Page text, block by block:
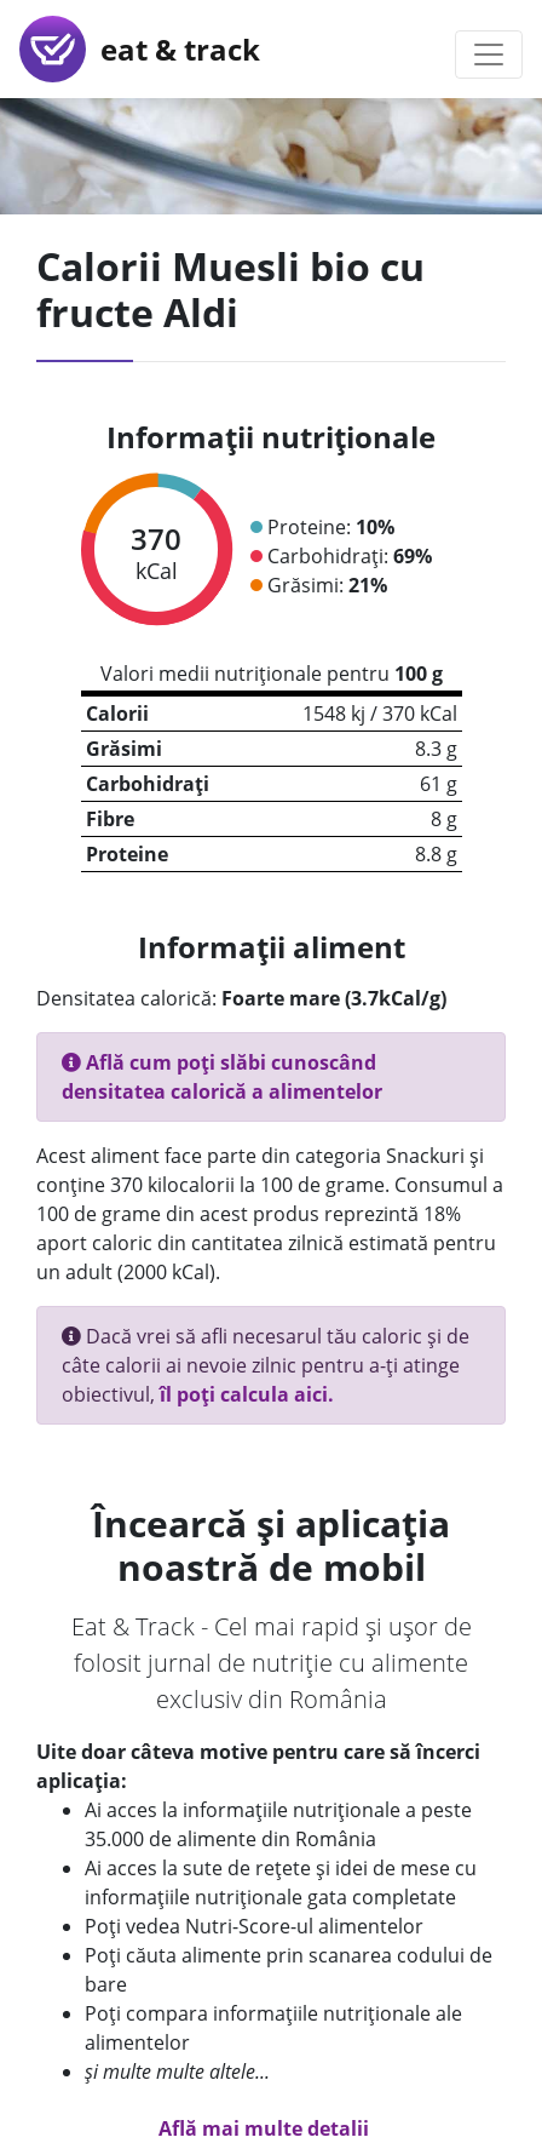
eat & track
Calorii Muesli bio cu
fructe Aldi
Informații nutriționale
370
kCal
Proteine: 10%
Carbohidrați: 69%
Grăsimi: 21%
Valori medii nutriționale pentru 100 g
Calorii
1548 kj / 370 kCal
Grăsimi
8.3 g
Carbohidrați
61 g
Fibre
8 g
Proteine
8.8 g
Informații aliment
Densitatea calorică: Foarte mare (3.7kCal/g)
Află cum poți slăbi cunoscând
densitatea calorică a alimentelor
Acest aliment face parte din categoria Snackuri și
conține 370 kilocalorii la 100 de grame. Consumul a
100 de grame din acest produs reprezintă 18%
aport caloric din cantitatea zilnică estimată pentru
un adult (2000 kCal).
Dacă vrei să afli necesarul tău caloric și de
câte calorii ai nevoie zilnic pentru a-ți atinge
obiectivul,îl poți calcula aici.
Încearcă și aplicația
noastră de mobil
Eat & Track - Cel mai rapid și ușor de
folosit jurnal de nutriție cu alimente
exclusiv din România
Uite doar câteva motive pentru care să încerci
aplicația:
Ai acces la informațiile nutriționale a peste
35.000 de alimente din România
Ai acces la sute de rețete și idei de mese cu
informațiile nutriționale gata completate
Poți vedea Nutri-Score-ul alimentelor
Poți căuta alimente prin scanarea codului de
bare
Poți compara informațiile nutriționale ale
alimentelor
și multe multe altele...
Află mai multe detalii